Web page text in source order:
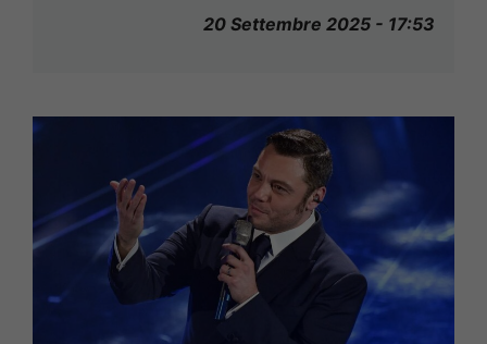
20 Settembre 2025 - 17:53